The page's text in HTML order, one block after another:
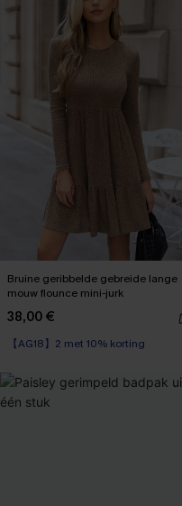
Bruine geribbelde gebreide lange
mouw flounce mini-jurk
38,00 €
【AG18】2 met 10% korting